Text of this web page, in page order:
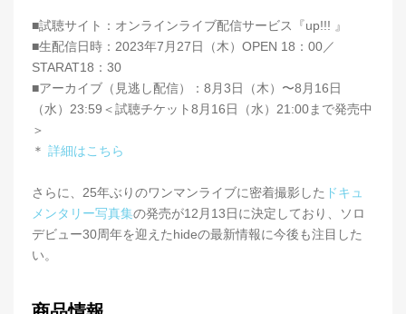
■試聴サイト：オンラインライブ配信サービス『up!!! 』
■生配信日時：2023年7月27日（木）OPEN 18：00／
STARAT18：30
■アーカイブ（見逃し配信）：8月3日（木）〜8月16日
（水）23:59＜試聴チケット8月16日（水）21:00まで発売中
＞
＊ 詳細はこちら
さらに、25年ぶりのワンマンライブに密着撮影した ドキュ
メンタリー写真集の発売が12月13日に決定しており、ソロ
デビュー30周年を迎えたhideの最新情報に今後も注目した
い。